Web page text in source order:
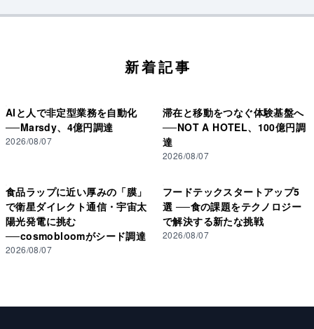
新着記事
AIと人で非定型業務を自動化
──Marsdy、4億円調達
2026/08/07
滞在と移動をつなぐ体験基盤へ
──NOT A HOTEL、100億円調
達
2026/08/07
食品ラップに近い厚みの「膜」
で衛星ダイレクト通信・宇宙太
陽光発電に挑む
──cosmobloomがシード調達
2026/08/07
フードテックスタートアップ5
選 ──食の課題をテクノロジー
で解決する新たな挑戦
2026/08/07